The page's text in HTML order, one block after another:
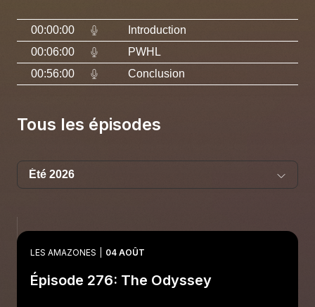
00:00:00
Introduction
00:06:00
PWHL
00:56:00
Conclusion
Tous les épisodes
LES AMAZONES 04 AOÛT
Épisode 276: The Odyssey